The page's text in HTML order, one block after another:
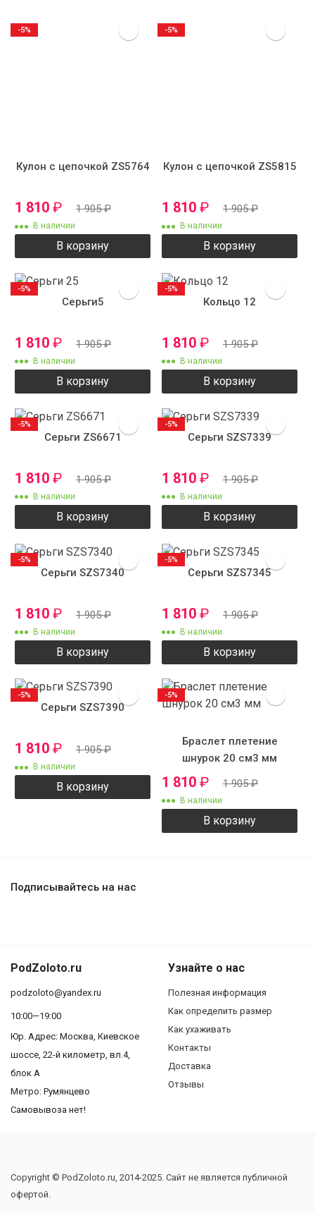
Кулон с цепочкой ZS5764
1 810 ₽ 1 905₽
В наличии
В корзину
-5%
Кулон с цепочкой ZS5815
1 810 ₽ 1 905₽
В наличии
В корзину
-5%
Серьги5
1 810 ₽ 1 905₽
В наличии
В корзину
-5%
Кольцо 12
1 810 ₽ 1 905₽
В наличии
В корзину
-5%
Серьги ZS6671
1 810 ₽ 1 905₽
В наличии
В корзину
-5%
Серьги SZS7339
1 810 ₽ 1 905₽
В наличии
В корзину
-5%
Серьги SZS7340
1 810 ₽ 1 905₽
В наличии
В корзину
-5%
Серьги SZS7345
1 810 ₽ 1 905₽
В наличии
В корзину
-5%
Серьги SZS7390
1 810 ₽ 1 905₽
В наличии
В корзину
-5%
Браслет плетение
шнурок 20 см3 мм
1 810 ₽ 1 905₽
В наличии
В корзину
-5%
Подписывайтесь на нас
PodZoloto.ru
podzoloto@yandex.ru
10:00—19:00
Юр. Адреc: Москва, Киевское
шоссе, 22-й километр, вл.4,
блок А
Метро: Румянцево
Самовывоза нет!
Узнайте о нас
Полезная информация
Как определить размер
Как ухаживать
Контакты
Доставка
Отзывы
Copyright © PodZoloto.ru, 2014-2025. Сайт не является публичной
офертой.